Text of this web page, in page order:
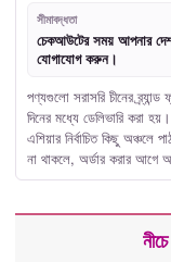
সীমাবদ্ধতা
চেকআউটের সময় আপনার
যোগাযোগ করুন।
পণ্যগুলো সরাসরি চীনের
দিনের মধ্যে ডেলিভারি করা
এশিয়ার নির্বাচিত কিছু
না থাকলে, অর্ডার করার আগে